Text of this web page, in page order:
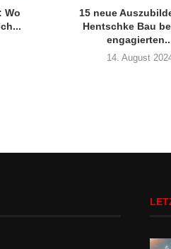
Wo
15 neue
Hentschke Bau
14. August